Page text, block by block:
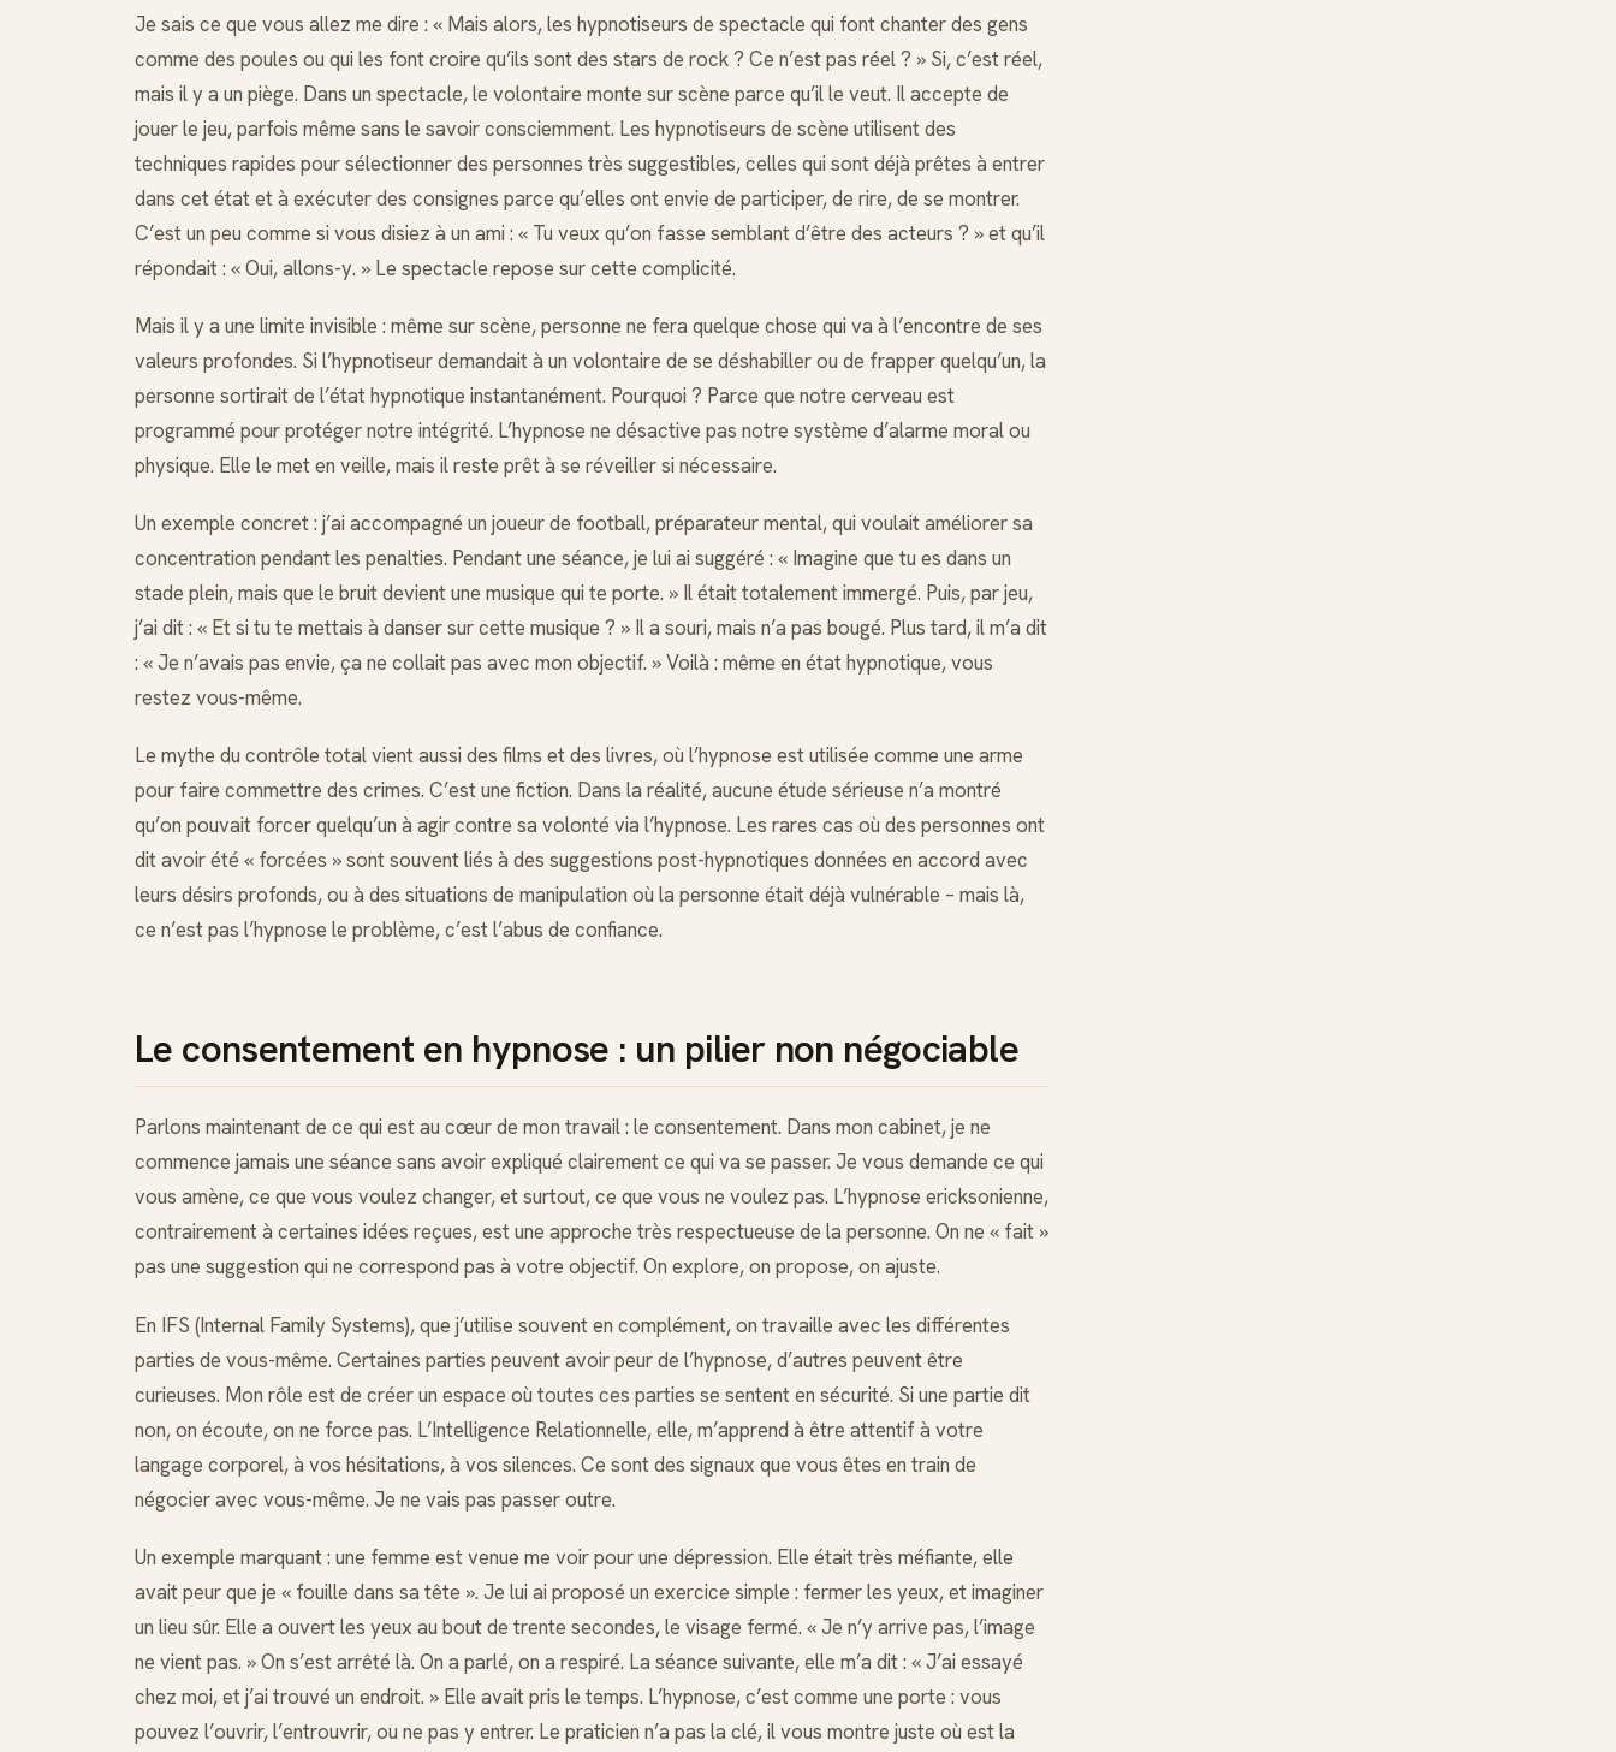
Je sais ce que vous allez me dire : « Mais alors, les hypnotiseurs de spectacle qui font chanter des gens
comme des poules ou qui les font croire qu’ils sont des stars de rock ? Ce n’est pas réel ? » Si, c’est réel,
mais il y a un piège. Dans un spectacle, le volontaire monte sur scène parce qu’il le veut. Il accepte de
jouer le jeu, parfois même sans le savoir consciemment. Les hypnotiseurs de scène utilisent des
techniques rapides pour sélectionner des personnes très suggestibles, celles qui sont déjà prêtes à entrer
dans cet état et à exécuter des consignes parce qu’elles ont envie de participer, de rire, de se montrer.
C’est un peu comme si vous disiez à un ami : « Tu veux qu’on fasse semblant d’être des acteurs ? » et qu’il
répondait : « Oui, allons-y. » Le spectacle repose sur cette complicité.
Mais il y a une limite invisible : même sur scène, personne ne fera quelque chose qui va à l’encontre de ses
valeurs profondes. Si l’hypnotiseur demandait à un volontaire de se déshabiller ou de frapper quelqu’un, la
personne sortirait de l’état hypnotique instantanément. Pourquoi ? Parce que notre cerveau est
programmé pour protéger notre intégrité. L’hypnose ne désactive pas notre système d’alarme moral ou
physique. Elle le met en veille, mais il reste prêt à se réveiller si nécessaire.
Un exemple concret : j’ai accompagné un joueur de football, préparateur mental, qui voulait améliorer sa
concentration pendant les penalties. Pendant une séance, je lui ai suggéré : « Imagine que tu es dans un
stade plein, mais que le bruit devient une musique qui te porte. » Il était totalement immergé. Puis, par jeu,
j’ai dit : « Et si tu te mettais à danser sur cette musique ? » Il a souri, mais n’a pas bougé. Plus tard, il m’a dit
: « Je n’avais pas envie, ça ne collait pas avec mon objectif. » Voilà : même en état hypnotique, vous
restez vous-même.
Le mythe du contrôle total vient aussi des films et des livres, où l’hypnose est utilisée comme une arme
pour faire commettre des crimes. C’est une fiction. Dans la réalité, aucune étude sérieuse n’a montré
qu’on pouvait forcer quelqu’un à agir contre sa volonté via l’hypnose. Les rares cas où des personnes ont
dit avoir été « forcées » sont souvent liés à des suggestions post-hypnotiques données en accord avec
leurs désirs profonds, ou à des situations de manipulation où la personne était déjà vulnérable – mais là,
ce n’est pas l’hypnose le problème, c’est l’abus de confiance.
Le consentement en hypnose : un pilier non négociable
Parlons maintenant de ce qui est au cœur de mon travail : le consentement. Dans mon cabinet, je ne
commence jamais une séance sans avoir expliqué clairement ce qui va se passer. Je vous demande ce qui
vous amène, ce que vous voulez changer, et surtout, ce que vous ne voulez pas. L’hypnose ericksonienne,
contrairement à certaines idées reçues, est une approche très respectueuse de la personne. On ne « fait »
pas une suggestion qui ne correspond pas à votre objectif. On explore, on propose, on ajuste.
En IFS (Internal Family Systems), que j’utilise souvent en complément, on travaille avec les différentes
parties de vous-même. Certaines parties peuvent avoir peur de l’hypnose, d’autres peuvent être
curieuses. Mon rôle est de créer un espace où toutes ces parties se sentent en sécurité. Si une partie dit
non, on écoute, on ne force pas. L’Intelligence Relationnelle, elle, m’apprend à être attentif à votre
langage corporel, à vos hésitations, à vos silences. Ce sont des signaux que vous êtes en train de
négocier avec vous-même. Je ne vais pas passer outre.
Un exemple marquant : une femme est venue me voir pour une dépression. Elle était très méfiante, elle
avait peur que je « fouille dans sa tête ». Je lui ai proposé un exercice simple : fermer les yeux, et imaginer
un lieu sûr. Elle a ouvert les yeux au bout de trente secondes, le visage fermé. « Je n’y arrive pas, l’image
ne vient pas. » On s’est arrêté là. On a parlé, on a respiré. La séance suivante, elle m’a dit : « J’ai essayé
chez moi, et j’ai trouvé un endroit. » Elle avait pris le temps. L’hypnose, c’est comme une porte : vous
pouvez l’ouvrir, l’entrouvrir, ou ne pas y entrer. Le praticien n’a pas la clé, il vous montre juste où est la